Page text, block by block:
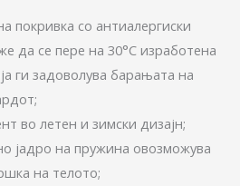
покривка со антиалергиски
да се пере на 30°C изработена
ги задоволува барањата на
во летен и зимски дизајн;
јадро на пружина овозможува
на телото;